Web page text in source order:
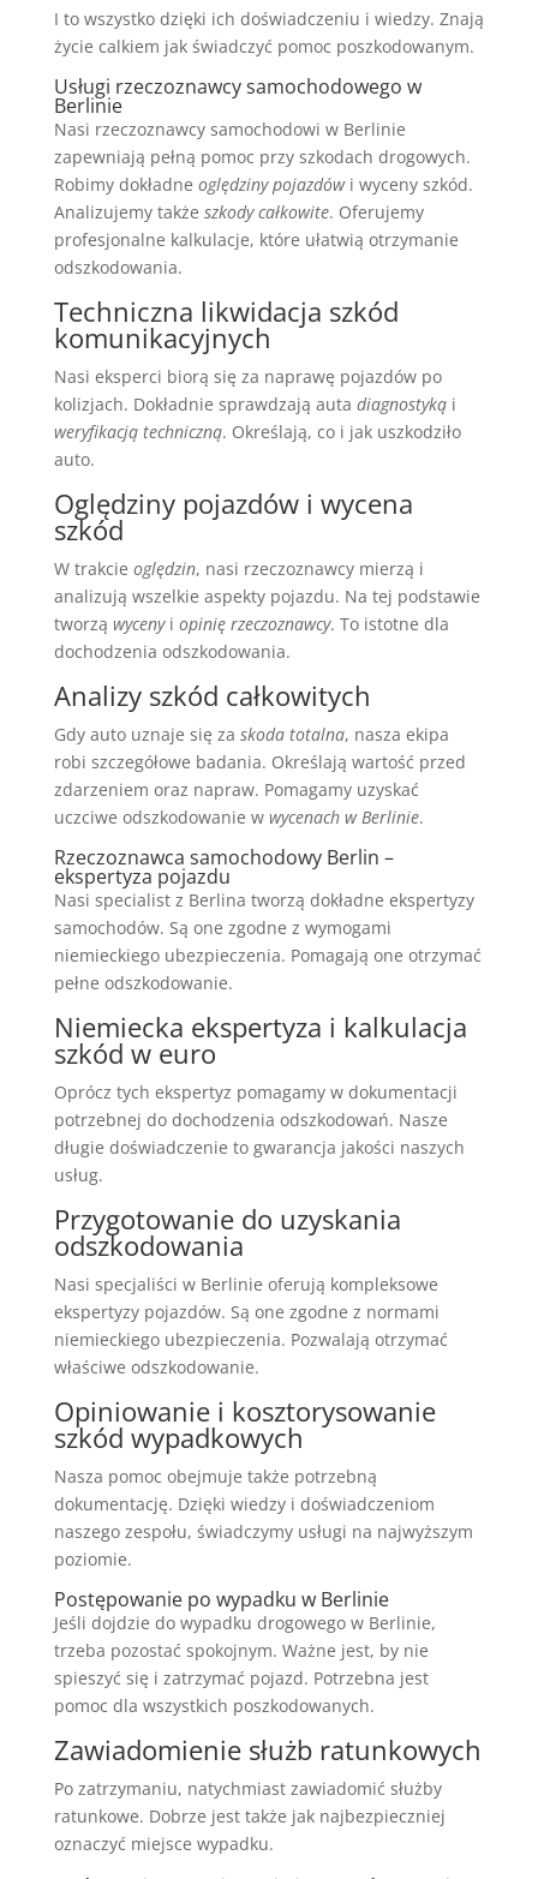
I to wszystko dzięki ich doświadczeniu i wiedzy. Znają
życie calkiem jak świadczyć pomoc poszkodowanym.
Usługi rzeczoznawcy samochodowego w
Berlinie
Nasi rzeczoznawcy samochodowi w Berlinie
zapewniają pełną pomoc przy szkodach drogowych.
Robimy dokładne oględziny pojazdówi wyceny szkód.
Analizujemy także szkody całkowite. Oferujemy
profesjonalne kalkulacje, które ułatwią otrzymanie
odszkodowania.
Techniczna likwidacja szkód
komunikacyjnych
Nasi eksperci biorą się za naprawę pojazdów po
kolizjach. Dokładnie sprawdzają auta diagnostykąi
weryfikacją techniczną. Określają, co i jak uszkodziło
auto.
Oględziny pojazdów i wycena
szkód
W trakcie oględzin, nasi rzeczoznawcy mierzą i
analizują wszelkie aspekty pojazdu. Na tej podstawie
tworzą wycenyi opinię rzeczoznawcy. To istotne dla
dochodzenia odszkodowania.
Analizy szkód całkowitych
Gdy auto uznaje się za skoda totalna, nasza ekipa
robi szczegółowe badania. Określają wartość przed
zdarzeniem oraz napraw. Pomagamy uzyskać
uczciwe odszkodowanie w wycenach w Berlinie.
Rzeczoznawca samochodowy Berlin –
ekspertyza pojazdu
Nasi specialist z Berlina tworzą dokładne ekspertyzy
samochodów. Są one zgodne z wymogami
niemieckiego ubezpieczenia. Pomagają one otrzymać
pełne odszkodowanie.
Niemiecka ekspertyza i kalkulacja
szkód w euro
Oprócz tych ekspertyz pomagamy w dokumentacji
potrzebnej do dochodzenia odszkodowań. Nasze
długie doświadczenie to gwarancja jakości naszych
usług.
Przygotowanie do uzyskania
odszkodowania
Nasi specjaliści w Berlinie oferują kompleksowe
ekspertyzy pojazdów. Są one zgodne z normami
niemieckiego ubezpieczenia. Pozwalają otrzymać
właściwe odszkodowanie.
Opiniowanie i kosztorysowanie
szkód wypadkowych
Nasza pomoc obejmuje także potrzebną
dokumentację. Dzięki wiedzy i doświadczeniom
naszego zespołu, świadczymy usługi na najwyższym
poziomie.
Postępowanie po wypadku w Berlinie
Jeśli dojdzie do wypadku drogowego w Berlinie,
trzeba pozostać spokojnym. Ważne jest, by nie
spieszyć się i zatrzymać pojazd. Potrzebna jest
pomoc dla wszystkich poszkodowanych.
Zawiadomienie służb ratunkowych
Po zatrzymaniu, natychmiast zawiadomić służby
ratunkowe. Dobrze jest także jak najbezpieczniej
oznaczyć miejsce wypadku.